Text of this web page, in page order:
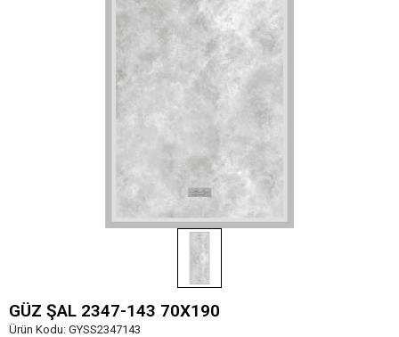
GÜZ ŞAL 2347-143 70X190
Ürün Kodu: GYSS2347143